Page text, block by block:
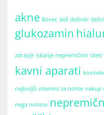
akne Bovec dež dežniki
glukozamin
zdravje iskanje nepremičnin izleti
kavni aparati
najboljši vitamini za nohte nakup
nega nohtov